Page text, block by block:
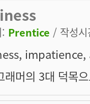
Prentice / 작성
래머의 3대 덕목